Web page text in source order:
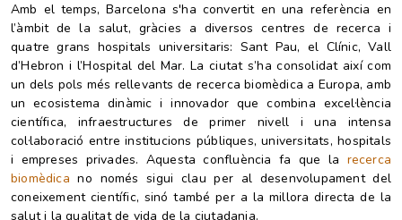
Amb el temps, Barcelona s'ha convertit en una referència en
l’àmbit de la salut, gràcies a diversos centres de recerca i
quatre grans hospitals universitaris: Sant Pau, el Clínic, Vall
d’Hebron i l’Hospital del Mar. La ciutat s’ha consolidat així com
un dels pols més rellevants de recerca biomèdica a Europa, amb
un ecosistema dinàmic i innovador que combina excel·lència
científica, infraestructures de primer nivell i una intensa
col·laboració entre institucions públiques, universitats, hospitals
i empreses privades. Aquesta confluència fa que la recerca
biomèdica no només sigui clau per al desenvolupament del
coneixement científic, sinó també per a la millora directa de la
salut i la qualitat de vida de la ciutadania.